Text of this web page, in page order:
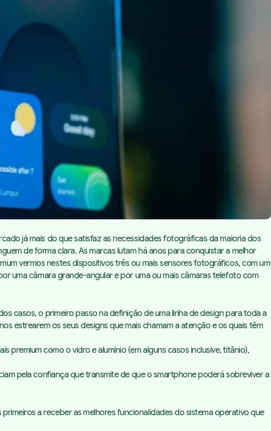
já mais do que satisfaz as necessidades fotográficas da maioria dos
de forma clara. As marcas lutam há anos para conquistar a melhor
vermos nestes dispositivos três ou mais sensores fotográficos, com um
uma câmara grande-angular e por uma ou mais câmaras telefoto com
casos, o primeiro passo na definição de uma linha de design para toda a
estrearem os seus designs que mais chamam a atenção e os quais têm
premium como o vidro e alumínio (em alguns casos inclusive, titânio),
pela confiança que transmite de que o smartphone poderá sobreviver a
a receber as melhores funcionalidades do sistema operativo que